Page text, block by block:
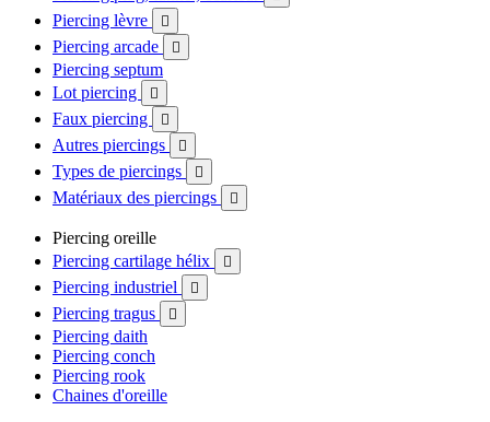
Piercing lèvre 
Piercing arcade 
Piercing septum
Lot piercing

Faux piercing 
Autres piercings 
Types de piercings 
Matériaux des piercings 
Piercing oreille
Piercing cartilage hélix

Piercing industriel 
Piercing tragus 
Piercing daith
Piercing conch
Piercing rook
Chaines d'oreille